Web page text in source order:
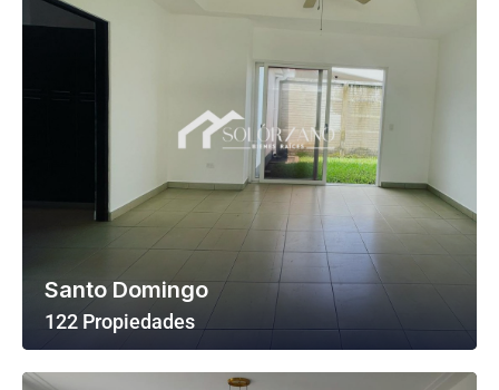
Santo Domingo
122 Propiedades
Ver Todas Las Propiedades